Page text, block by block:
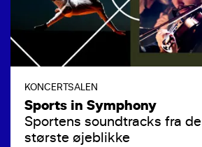
KONCERTSALEN
Sports in Symphony
Sportens soundtracks fra de
største øjeblikke